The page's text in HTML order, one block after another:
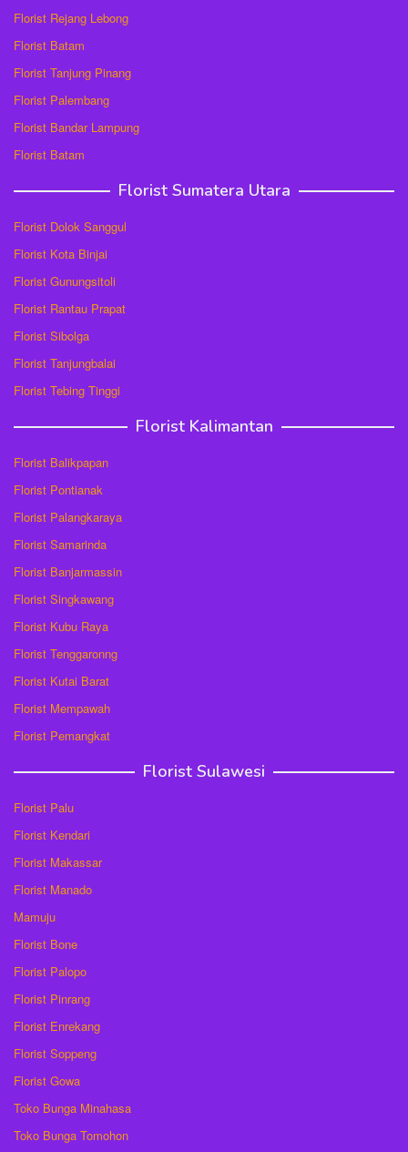
Florist Rejang Lebong
Florist Batam
Florist Tanjung Pinang
Florist Palembang
Florist Bandar Lampung
Florist Batam
Florist Sumatera Utara
Florist Dolok Sanggul
Florist Kota Binjai
Florist Gunungsitoli
Florist Rantau Prapat
Florist Sibolga
Florist Tanjungbalai
Florist Tebing Tinggi
Florist Kalimantan
Florist Balikpapan
Florist Pontianak
Florist Palangkaraya
Florist Samarinda
Florist Banjarmassin
Florist Singkawang
Florist Kubu Raya
Florist Tenggaronng
Florist Kutai Barat
Florist Mempawah
Florist Pemangkat
Florist Sulawesi
Florist Palu
Florist Kendari
Florist Makassar
Florist Manado
Mamuju
Florist Bone
Florist Palopo
Florist Pinrang
Florist Enrekang
Florist Soppeng
Florist Gowa
Toko Bunga Minahasa
Toko Bunga Tomohon